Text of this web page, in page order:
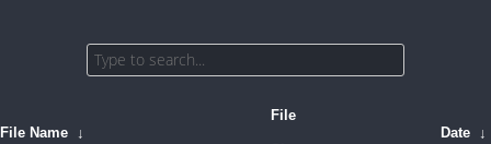
File Name ↓
File
Date ↓